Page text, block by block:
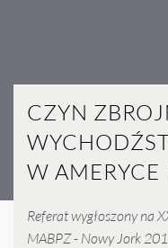
CZYN
W
Referat wygłoszony na
MABPZ - Nowy Jork